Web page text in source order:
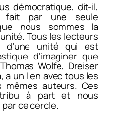
démocratique, dit-il,
fait par une seule
nous sommes la
Tous les lecteurs
d’une unité qui est
d’imaginer que
Wolfe, Dreiser
a un lien avec tous les
auteurs. Ces
à part et nous
ce cercle.